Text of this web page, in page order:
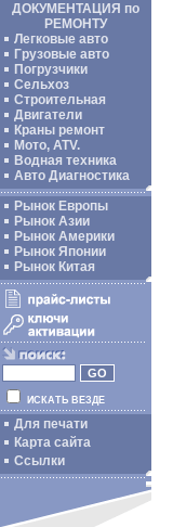
ДОКУМЕНТАЦИЯ по
РЕМОНТУ
Легковые авто
Грузовые авто
Погрузчики
Сельхоз
Строительная
Двигатели
Краны ремонт
Мото, ATV.
Водная техника
Авто Диагностика
Рынок Европы
Рынок Азии
Рынок Америки
Рынок Японии
Рынок Китая
ИСКАТЬ ВЕЗДЕ
Для печати
Карта сайта
Ссылки